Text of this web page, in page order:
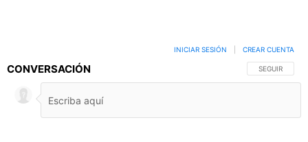
CONVERSACIÓN SIGA ESTA
SEGUIR
INICIAR SESIÓN CREAR CUENTA